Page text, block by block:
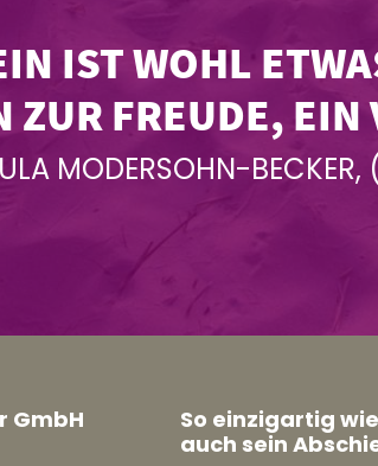
IST WOHL
ZUR FREUDE,
MODERSOHN-
GmbH
So einzigartig
auch sein